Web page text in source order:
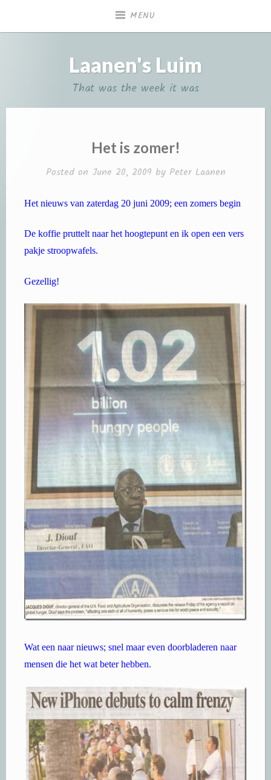
MENU
Laanen's Luim
That was the week it was
Het is zomer!
Posted on June 20, 2009 by Peter Laanen
Het nieuws van zaterdag 20 juni 2009; een zomers begin
De koffie pruttelt naar het hoogtepunt en ik open een vers
pakje stroopwafels.
Gezellig!
Wat een naar nieuws; snel maar even doorbladeren naar
mensen die het wat beter hebben.